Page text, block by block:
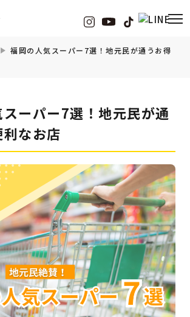
観光・お出かけ情報
イベント情報
ビューティー情報
フィットネス情報
暮らし情報
教育・子育て情報
福岡の人気スーパー7選！地元民が通うお得
ーパー7選！地元民が通
なお店